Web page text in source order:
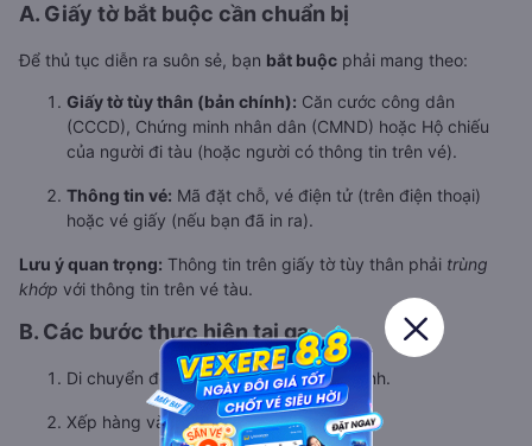
A. Giấy tờ bắt buộc cần chuẩn bị
Để thủ tục diễn ra suôn sẻ, bạn bắt buộc phải mang theo:
Giấy tờ tùy thân (bản chính): Căn cước công dân
(CCCD), Chứng minh nhân dân (CMND) hoặc Hộ chiếu
của người đi tàu (hoặc người có thông tin trên vé).
Thông tin vé: Mã đặt chỗ, vé điện tử (trên điện thoại)
hoặc vé giấy (nếu bạn đã in ra).
Lưu ý quan trọng: Thông tin trên giấy tờ tùy thân phải trùng
khớp với thông tin trên vé tàu.
B. Các bước thực hiện tại ga
Di chuyển đến quầy vé của Ga Nam Định.
Xếp hàng và chờ đến lượt giao dịch.